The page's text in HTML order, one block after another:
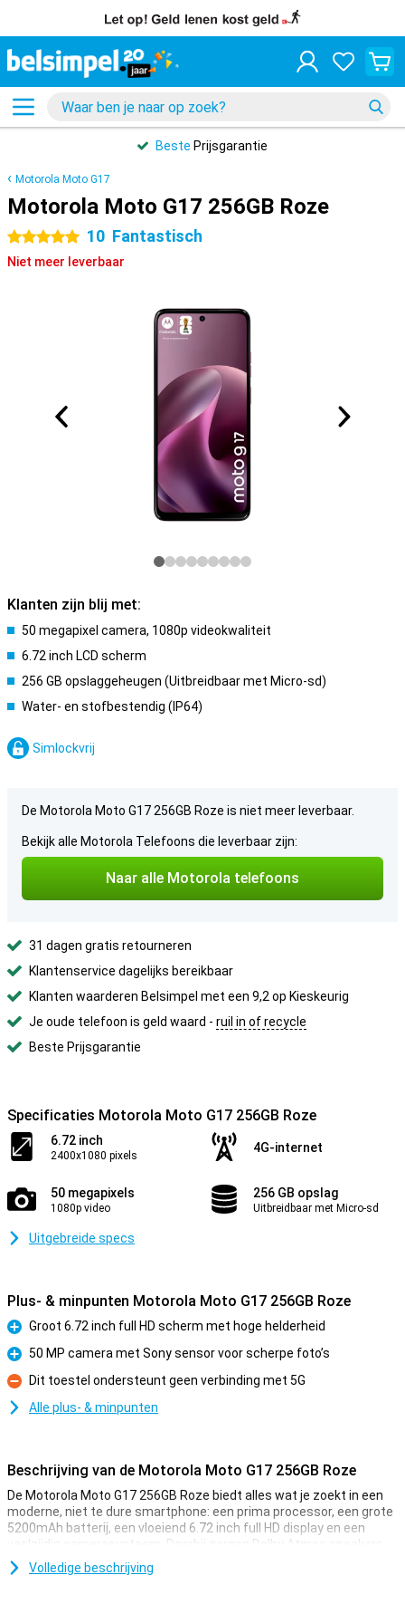
Beste Prijsgarantie
Motorola Moto G17
Motorola Moto G17 256GB Roze
5 sterren 10 Fantastisch
Niet meer leverbaar
Klanten zijn blij met:
50 megapixel camera, 1080p videokwaliteit
6.72 inch LCD scherm
256 GB opslaggeheugen (Uitbreidbaar met Micro-sd)
Water- en stofbestendig (IP64)
Simlockvrij
De Motorola Moto G17 256GB Roze is niet meer leverbaar.
Bekijk alle Motorola Telefoons die leverbaar zijn:
Naar alle Motorola telefoons
31 dagen gratis retourneren
Klantenservice dagelijks bereikbaar
Klanten waarderen Belsimpel met een 9,2 op Kieskeurig
Je oude telefoon is geld waard - ruil in of recycle
Beste Prijsgarantie
Specificaties Motorola Moto G17 256GB Roze
6.72 inch
2400x1080 pixels
4G-internet
50 megapixels
1080p video
256 GB opslag
Uitbreidbaar met Micro-sd
Uitgebreide specs
Plus- & minpunten Motorola Moto G17 256GB Roze
Pluspunt
Groot 6.72 inch full HD scherm met hoge helderheid
Pluspunt
50 MP camera met Sony sensor voor scherpe foto’s
Minpunt
Dit toestel ondersteunt geen verbinding met 5G
Alle plus- & minpunten
Beschrijving van de Motorola Moto G17 256GB Roze
De Motorola Moto G17 256GB Roze biedt alles wat je zoekt in een
moderne, niet te dure smartphone: een prima processor, een grote
5200mAh batterij, een vloeiend 6.72 inch full HD display en een
veelzijdig camerasysteem. Daarbij zorgen Dolby Atmos speakers
en een strak, waterafstotend design voor een complete
smartphone-ervaring.
Volledige beschrijving